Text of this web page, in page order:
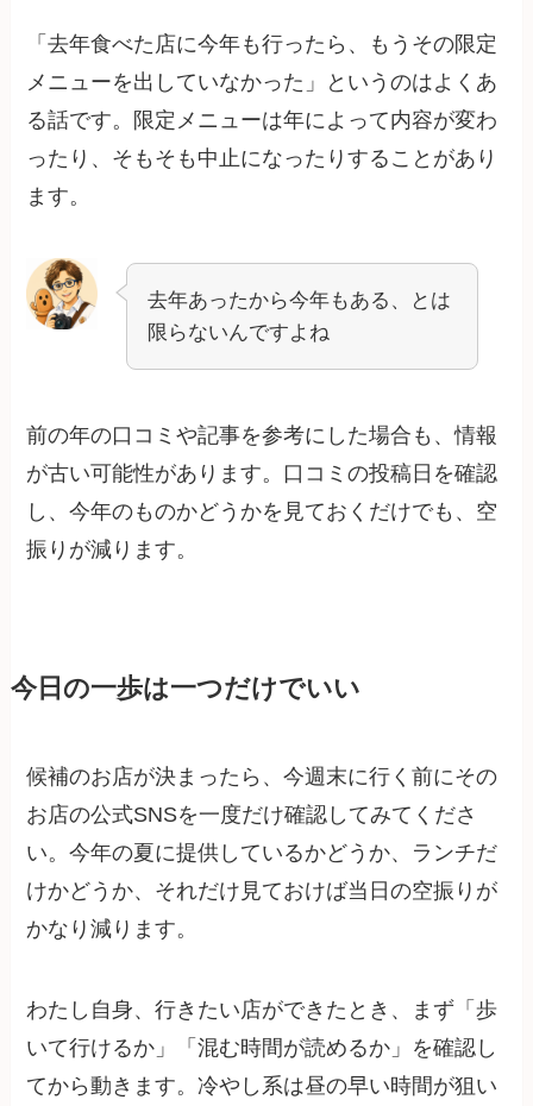
「去年食べた店に今年も行ったら、もうその限定
メニューを出していなかった」というのはよくあ
る話です。限定メニューは年によって内容が変わ
ったり、そもそも中止になったりすることがあり
ます。
去年あったから今年もある、とは
限らないんですよね
前の年の口コミや記事を参考にした場合も、情報
が古い可能性があります。口コミの投稿日を確認
し、今年のものかどうかを見ておくだけでも、空
振りが減ります。
今日の一歩は一つだけでいい
候補のお店が決まったら、今週末に行く前にその
お店の公式SNSを一度だけ確認してみてくださ
い。今年の夏に提供しているかどうか、ランチだ
けかどうか、それだけ見ておけば当日の空振りが
かなり減ります。
わたし自身、行きたい店ができたとき、まず「歩
いて行けるか」「混む時間が読めるか」を確認し
てから動きます。冷やし系は昼の早い時間が狙い